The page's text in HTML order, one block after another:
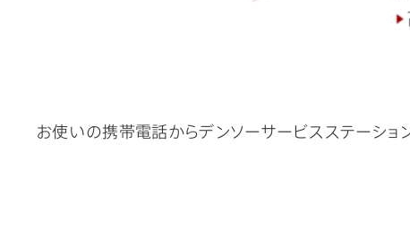
お使いの携帯電話からデンソーサービスステーショ